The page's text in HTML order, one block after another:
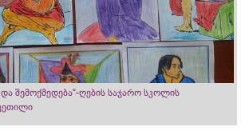
შემოქმედება“-ღების საჯარო სკოლის